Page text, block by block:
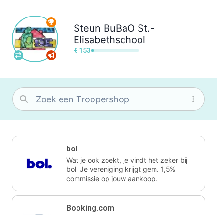
Steun BuBaO St.-
Elisabethschool
€ 153
bol
Wat je ook zoekt, je vindt het zeker bij
bol. Je vereniging krijgt gem. 1,5%
commissie op jouw aankoop.
Booking.com